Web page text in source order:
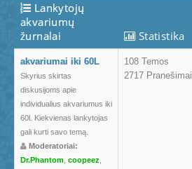
Lankytojų
akvariumų
žurnalai
Statistika
akvariumai iki 60L
Skyrius skirtas
diskusijoms apie
individualius akvariumus iki
60l. Kiekvienas lankytojas
gali kurti savo temą.
Moderatoriai:
Dr.Phantom coopeez
108 Temos
2717 Pranešimai